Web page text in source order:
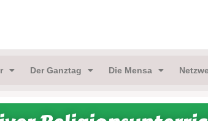
Der Ganztag Die Mensa